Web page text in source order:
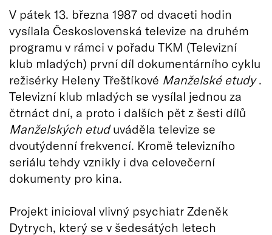
V pátek 13. března 1987 od dvaceti hodin
vysílala Československá televize na druhém
programu v rámci v pořadu TKM (Televizní
klub mladých) první díl dokumentárního cyklu
režisérky Heleny Třeštíkové Manželské etudy.
Televizní klub mladých se vysílal jednou za
čtrnáct dní, a proto i dalších pět z šesti dílů
Manželských etuduváděla televize se
dvoutýdenní frekvencí. Kromě televizního
seriálu tehdy vznikly i dva celovečerní
dokumenty pro kina.
Projekt inicioval vlivný psychiatr Zdeněk
Dytrych, který se v šedesátých letech